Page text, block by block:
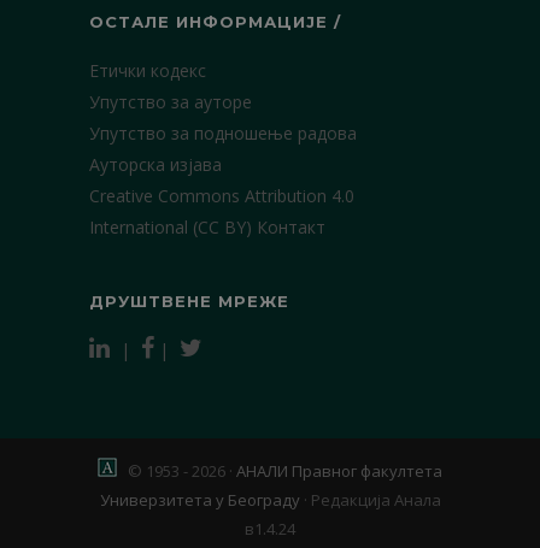
ОСТАЛЕ ИНФОРМАЦИЈЕ /
Етички кодекс
Упутство за ауторе
Упутство за подношење радова
Ауторска изјава
Creative Commons Attribution 4.0
International (CC BY) Контакт
ДРУШТВЕНЕ МРЕЖЕ
| |
© 1953 - 2026 · АНАЛИ Правног факултета
Универзитета у Београду · Редакција Анала
в1.4.24